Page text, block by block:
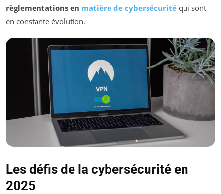
règlementations en matière de cybersécurité qui sont
en constante évolution.
Les défis de la cybersécurité en
2025